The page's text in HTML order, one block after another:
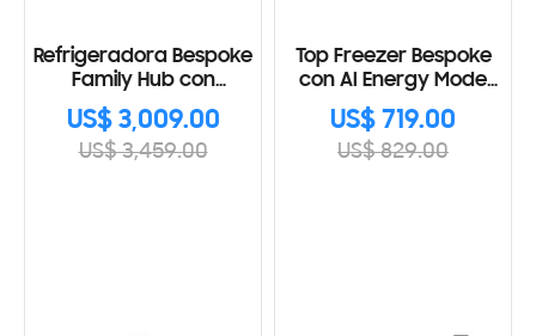
Refrigeradora Bespoke
Family Hub con
Beverage Center 29
Cu.ft., 806L
RF29BB8900JMAP
US$ 3,009.00
US$ 3,459.00
Top Freezer Bespoke
con AI Energy Mode
RT53DB6754ETAP
US$ 719.00
US$ 829.00